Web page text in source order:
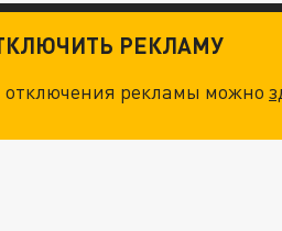
РЕКЛАМУ
отключения рекламы можно